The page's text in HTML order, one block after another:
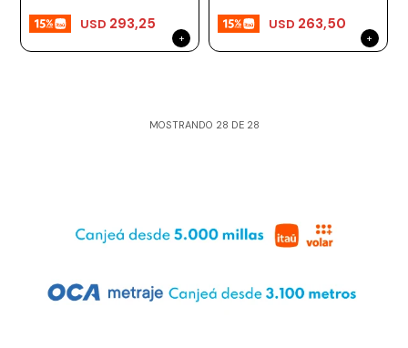
USD 293,25 USD 263,50
MOSTRANDO 28 DE 28